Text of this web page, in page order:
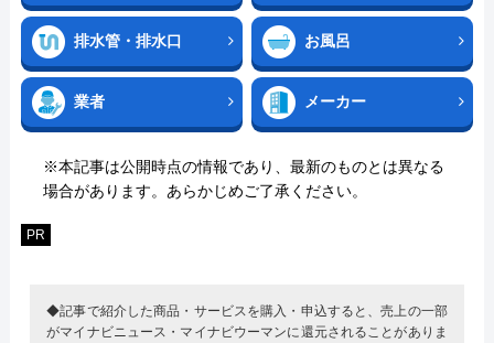
排水管・排水口 お風呂
業者 メーカー
※本記事は公開時点の情報であり、最新のものとは異なる
場合があります。あらかじめご了承ください。
PR
◆記事で紹介した商品・サービスを購入・申込すると、売上の一部
がマイナビニュース・マイナビウーマンに還元されることがありま